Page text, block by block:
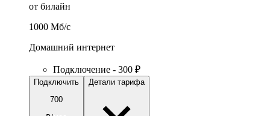
от билайн
1000 Мб/c
Домашний интернет
Подключение - 300 ₽
Подключить
700
Детали тарифа